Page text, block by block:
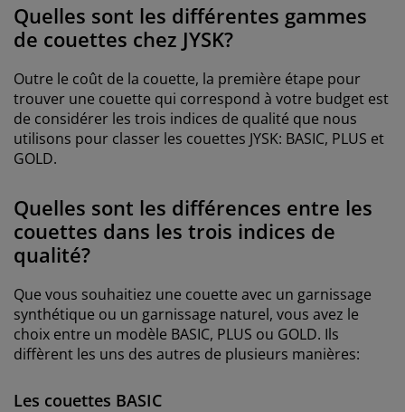
Quelles sont les différentes gammes
de couettes chez JYSK?
Outre le coût de la couette, la première étape pour
trouver une couette qui correspond à votre budget est
de considérer les trois indices de qualité que nous
utilisons pour classer les couettes JYSK: BASIC, PLUS et
GOLD.
Quelles sont les différences entre les
couettes dans les trois indices de
qualité?
Que vous souhaitiez une couette avec un garnissage
synthétique ou un garnissage naturel, vous avez le
choix entre un modèle BASIC, PLUS ou GOLD. Ils
diffèrent les uns des autres de plusieurs manières:
Les couettes BASIC